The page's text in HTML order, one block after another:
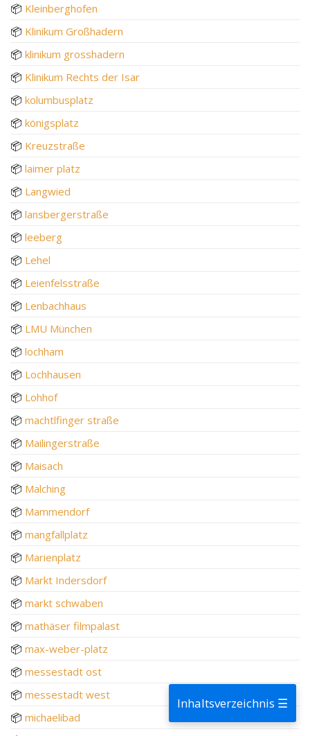
📦 Kleinberghofen
📦 Klinikum Großhadern
📦 klinikum grosshadern
📦 Klinikum Rechts der Isar
📦 kolumbusplatz
📦 königsplatz
📦 Kreuzstraße
📦 laimer platz
📦 Langwied
📦 lansbergerstraße
📦 leeberg
📦 Lehel
📦 Leienfelsstraße
📦 Lenbachhaus
📦 LMU München
📦 lochham
📦 Lochhausen
📦 Lohhof
📦 machtlfinger straße
📦 Mailingerstraße
📦 Maisach
📦 Malching
📦 Mammendorf
📦 mangfallplatz
📦 Marienplatz
📦 Markt Indersdorf
📦 markt schwaben
📦 mathäser filmpalast
📦 max-weber-platz
📦 messestadt ost
📦 messestadt west
📦 michaelibad
Inhaltsverzeichnis ☰